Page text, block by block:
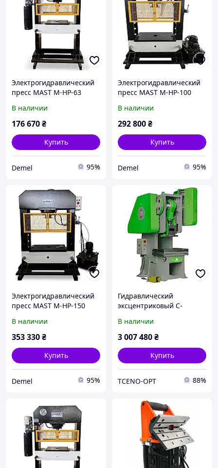
Электрогидравлический
пресс MAST M-HP-63
В наличии
176 670₴
Купить
Demel 95%
Электрогидравлический
пресс MAST M-HP-100
В наличии
292 800₴
Купить
Demel 95%
Электрогидравлический
пресс MAST M-HP-150
В наличии
353 330₴
Купить
Demel 95%
Гидравлический
эксцентриковый С-
В наличии
3 007 480₴
Купить
TCENO-OPT 88%